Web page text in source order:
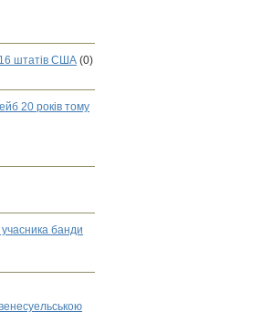
штатів США (0)
20 років тому
банди